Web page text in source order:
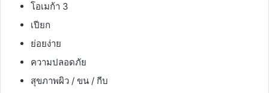
โอเมก้า 3
เปียก
ย่อยง่าย
ความปลอดภัย
สุขภาพผิว / ขน / กีบ